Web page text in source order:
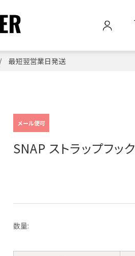
短翌営業日発送
メール便可
SNAP ストラップフック
数量: